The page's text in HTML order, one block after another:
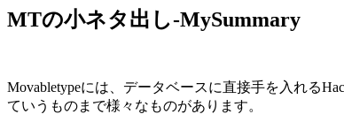
MTの小ネタ出し-MySummary
Movabletypeには、データベースに直接手を入れる
ていうものまで様々なものがあります。